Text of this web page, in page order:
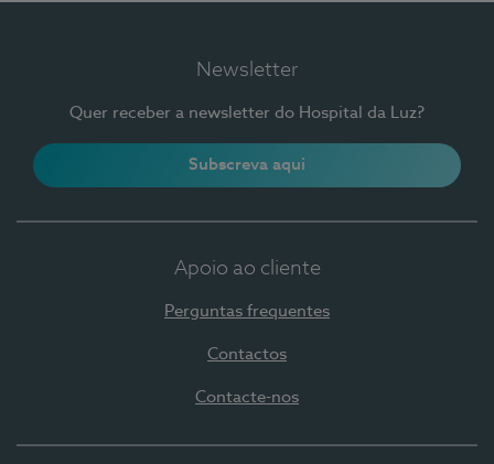
Newsletter
Quer receber a newsletter do Hospital da Luz?
Subscreva aqui
Apoio ao cliente
Perguntas frequentes
Contactos
Contacte-nos